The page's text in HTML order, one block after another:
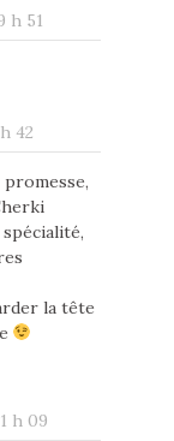
h 51
42
la tête
h 09